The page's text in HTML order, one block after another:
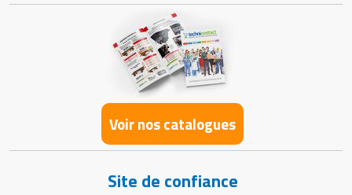
Voir nos catalogues
Site de confiance